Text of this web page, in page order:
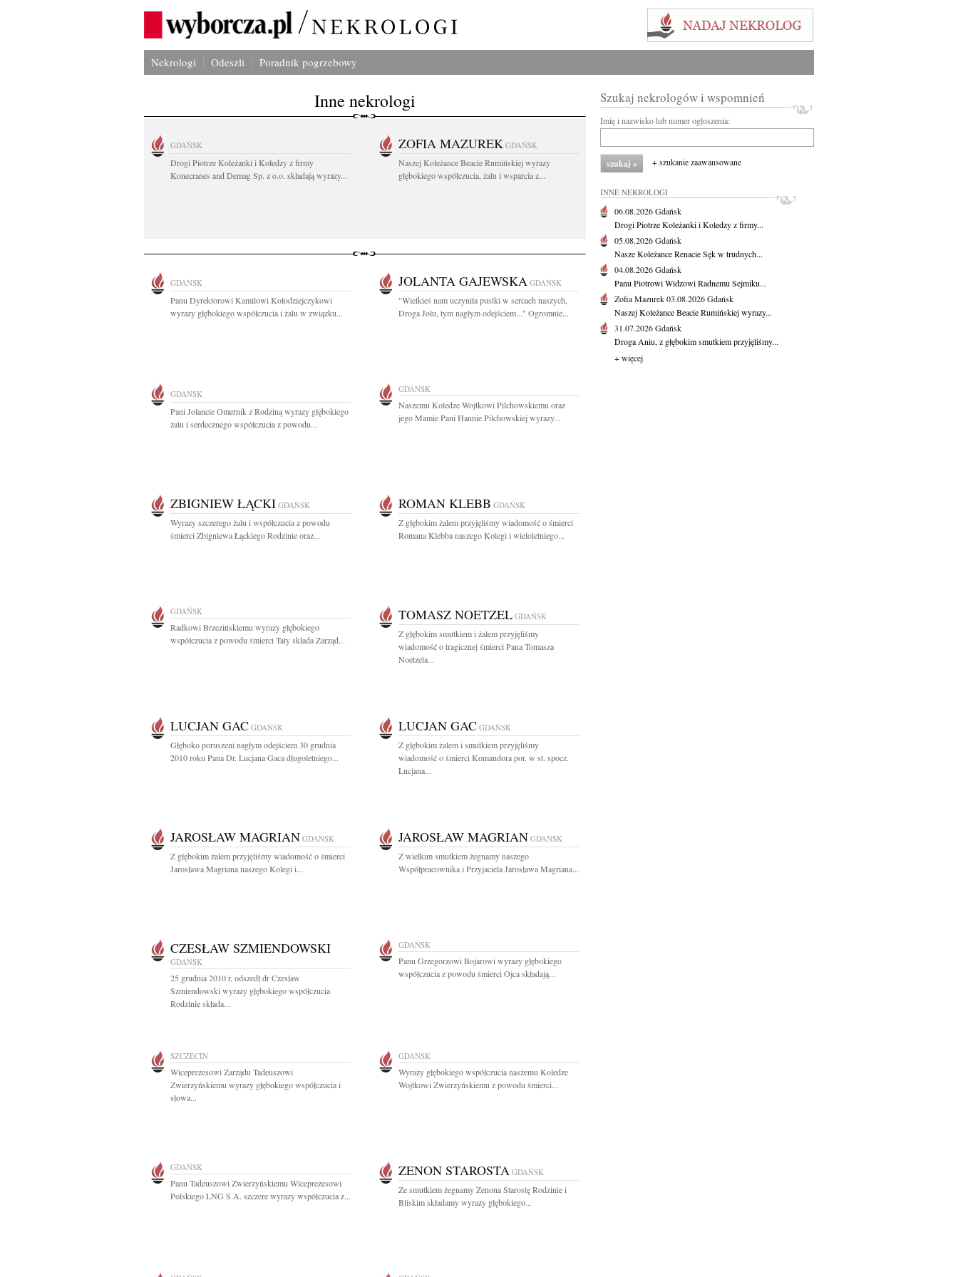
Nekrologi Odeszli Poradnik pogrzebowy
Inne nekrologi
GDAŃSK
Drogi Piotrze Koleżanki i Koledzy z firmy
Konecranes and Demag Sp. z o.o. składają wyrazy...
ZOFIA MAZUREK GDAŃSK
Naszej Koleżance Beacie Rumińskiej wyrazy
głębokiego współczucia, żalu i wsparcia z...
GDAŃSK
Panu Dyrektorowi Kamilowi Kołodziejczykowi
wyrazy głębokiego współczucia i żalu w związku...
JOLANTA GAJEWSKA GDAŃSK
"Wielkieś nam uczyniła pustki w sercach naszych,
Droga Jolu, tym nagłym odejściem..." Ogromnie...
GDAŃSK
Pani Jolancie Omernik z Rodziną wyrazy głębokiego
żalu i serdecznego współczucia z powodu...
GDAŃSK
Naszemu Koledze Wojtkowi Pilchowskiemu oraz
jego Mamie Pani Hannie Pilchowskiej wyrazy...
ZBIGNIEW ŁĄCKI GDAŃSK
Wyrazy szczerego żalu i współczucia z powodu
śmierci Zbigniewa Łąckiego Rodzinie oraz...
ROMAN KLEBB GDAŃSK
Z głębokim żalem przyjęliśmy wiadomość o śmierci
Romana Klebba naszego Kolegi i wieloletniego...
GDAŃSK
Radkowi Brzezińskiemu wyrazy głębokiego
współczucia z powodu śmierci Taty składa Zarząd...
TOMASZ NOETZEL GDAŃSK
Z głębokim smutkiem i żalem przyjęliśmy
wiadomość o tragicznej śmierci Pana Tomasza
Noetzela...
LUCJAN GAC GDAŃSK
Głęboko poruszeni nagłym odejściem 30 grudnia
2010 roku Pana Dr. Lucjana Gaca długoletniego...
LUCJAN GAC GDAŃSK
Z głębokim żalem i smutkiem przyjęliśmy
wiadomość o śmierci Komandora por. w st. spocz.
Lucjana...
JAROSŁAW MAGRIAN GDAŃSK
Z głębokim żalem przyjęliśmy wiadomość o śmierci
Jarosława Magriana naszego Kolegi i...
JAROSŁAW MAGRIAN GDAŃSK
Z wielkim smutkiem żegnamy naszego
Współpracownika i Przyjaciela Jarosława Magriana...
CZESŁAW SZMIENDOWSKI
GDAŃSK
25 grudnia 2010 r. odszedł dr Czesław
Szmiendowski wyrazy głębokiego współczucia
Rodzinie składa...
GDAŃSK
Panu Grzegorzowi Bojarowi wyrazy głębokiego
współczucia z powodu śmierci Ojca składają...
SZCZECIN
Wiceprezesowi Zarządu Tadeuszowi
Zwierzyńskiemu wyrazy głębokiego współczucia i
słowa...
GDAŃSK
Wyrazy głębokiego współczucia naszemu Koledze
Wojtkowi Zwierzyńskiemu z powodu śmierci...
GDAŃSK
Panu Tadeuszowi Zwierzyńskiemu Wiceprezesowi
Polskiego LNG S.A. szczere wyrazy współczucia z...
ZENON STAROSTA GDAŃSK
Ze smutkiem żegnamy Zenona Starostę Rodzinie i
Bliskim składamy wyrazy głębokiego...
Szukaj nekrologów i wspomnień
Imię i nazwisko lub numer ogłoszenia:
+ szukanie zaawansowane
INNE NEKROLOGI
06.08.2026Gdańsk
Drogi Piotrze Koleżanki i Koledzy z firmy...
05.08.2026Gdańsk
Nasze Koleżance Renacie Sęk w trudnych...
04.08.2026Gdańsk
Panu Piotrowi Widzowi Radnemu Sejmiku...
Zofia Mazurek03.08.2026Gdańsk
Naszej Koleżance Beacie Rumińskiej wyrazy...
31.07.2026Gdańsk
Droga Aniu, z głębokim smutkiem przyjęliśmy...
+ więcej